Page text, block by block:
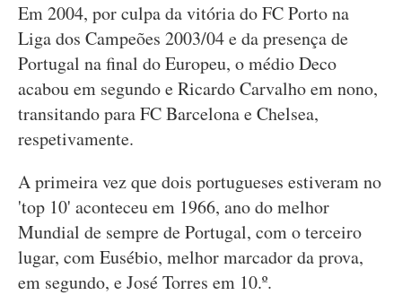
Em 2004, por culpa da vitória do FC Porto na
Liga dos Campeões 2003/04 e da presença de
Portugal na final do Europeu, o médio Deco
acabou em segundo e Ricardo Carvalho em nono,
transitando para FC Barcelona e Chelsea,
respetivamente.
A primeira vez que dois portugueses estiveram no
'top 10' aconteceu em 1966, ano do melhor
Mundial de sempre de Portugal, com o terceiro
lugar, com Eusébio, melhor marcador da prova,
em segundo, e José Torres em 10.º.